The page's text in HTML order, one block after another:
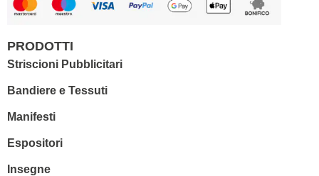
PRODOTTI
Striscioni Pubblicitari
Bandiere e Tessuti
Manifesti
Espositori
Insegne